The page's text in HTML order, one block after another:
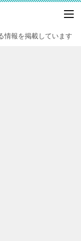
情報を掲載しています